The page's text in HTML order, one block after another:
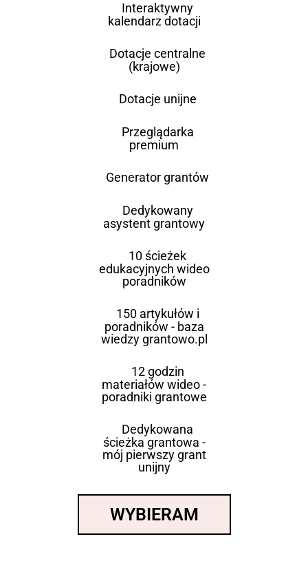
Interaktywny
kalendarz dotacji
Dotacje centralne
(krajowe)
Dotacje unijne
Przeglądarka
premium
Generator grantów
Dedykowany
asystent grantowy
10 ścieżek
edukacyjnych wideo
poradników
150 artykułów i
poradników - baza
wiedzy grantowo.pl
12 godzin
materiałów wideo -
poradniki grantowe
Dedykowana
ścieżka grantowa -
mój pierwszy grant
unijny
WYBIERAM